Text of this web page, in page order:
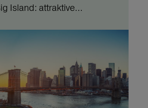
Island: attraktive…